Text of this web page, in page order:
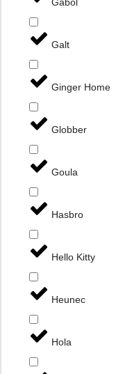
Galt
Ginger Home
Globber
Goula
Hasbro
Hello Kitty
Heunec
Hola